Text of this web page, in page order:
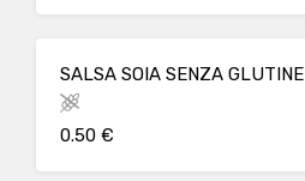
SALSA SOIA SENZA GLUTINE
0.50 €